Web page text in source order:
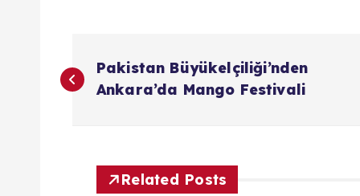
Y
a
Pakistan Büyükelçiliği’nden
Ankara’da Mango Festivali
Related Posts